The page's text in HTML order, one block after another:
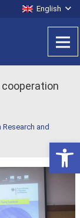
English
and